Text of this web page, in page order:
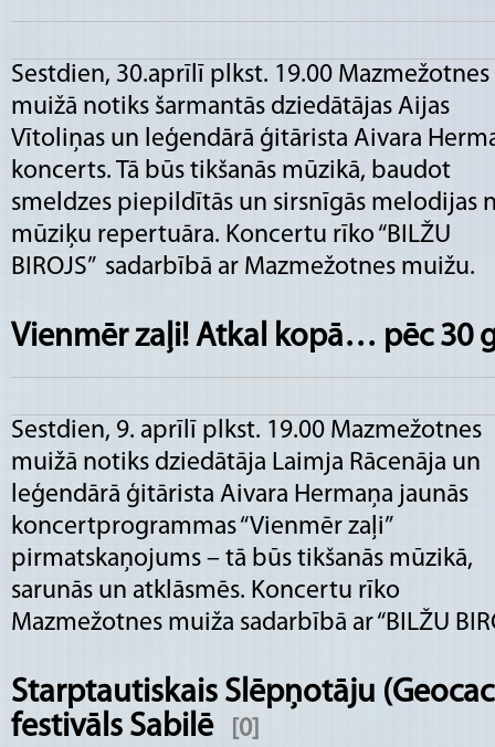
Sestdien, 30.aprīlī plkst. 19.00 Mazmežotnes
muižā notiks šarmantās dziedātājas Aijas
Vītoliņas un leģendārā ģitārista Aivara
koncerts. Tā būs tikšanās mūzikā, baudot
smeldzes piepildītās un sirsnīgās melodijas
mūziķu repertuāra. Koncertu rīko “BILŽU
BIROJS” sadarbībā ar Mazmežotnes muižu.
Vienmēr zaļi! Atkal kopā… pēc 30
Sestdien, 9. aprīlī plkst. 19.00 Mazmežotnes
muižā notiks dziedātāja Laimja Rācenāja un
leģendārā ģitārista Aivara Hermaņa jaunās
koncertprogrammas “Vienmēr zaļi”
pirmatskaņojums – tā būs tikšanās mūzikā,
sarunās un atklāsmēs. Koncertu rīko
Mazmežotnes muiža sadarbībā ar “BILŽU
Starptautiskais Slēpņotāju
festivāls Sabilē
[0]